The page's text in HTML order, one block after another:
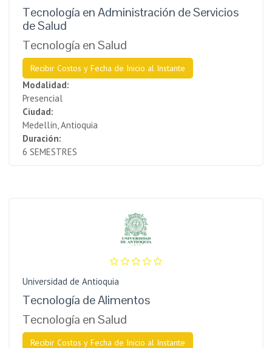
Tecnología en Administración de Servicios
de Salud
Tecnología en Salud
Recibir Costos y Fecha de Inicio al Instante
Modalidad:
Presencial
Ciudad:
Medellín, Antioquia
Duración:
6 SEMESTRES
Universidad de Antioquia
Tecnología de Alimentos
Tecnología en Salud
Recibir Costos y Fecha de Inicio al Instante